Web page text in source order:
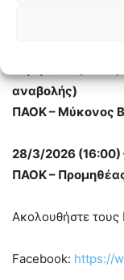
Περιστέρι
αναβολής)
ΠΑΟΚ – Μύκονος
28/3/2026 (16:00)
ΠΑΟΚ –
Ακολουθήστε τους
Facebook: https://